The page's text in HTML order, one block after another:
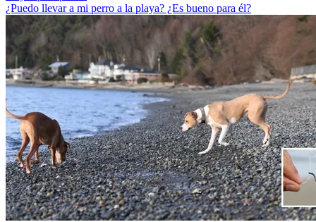
¿Puedo llevar a mi perro a la playa? ¿Es bueno para él?